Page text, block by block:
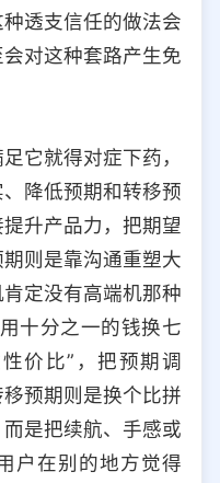
透支信任的做法会
对这种套路产生免
它就得对症下药，
降低预期和转移预
升产品力，把期望
则是靠沟通重塑大
定没有高端机那种
十分之一的钱换七
价比”，把预期调
预期则是换个比拼
是把续航、手感或
户在别的地方觉得